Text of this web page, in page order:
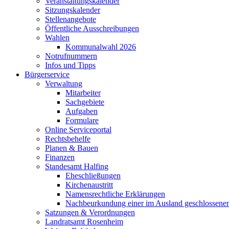
Sitzungskalender
Stellenangebote
Öffentliche Ausschreibungen
Wahlen
Kommunalwahl 2026
Notrufnummern
Infos und Tipps
Bürgerservice
Verwaltung
Mitarbeiter
Sachgebiete
Aufgaben
Formulare
Online Serviceportal
Rechtsbehelfe
Planen & Bauen
Finanzen
Standesamt Halfing
Eheschließungen
Kirchenaustritt
Namensrechtliche Erklärungen
Nachbeurkundung einer im Ausland
Satzungen & Verordnungen
Landratsamt Rosenheim